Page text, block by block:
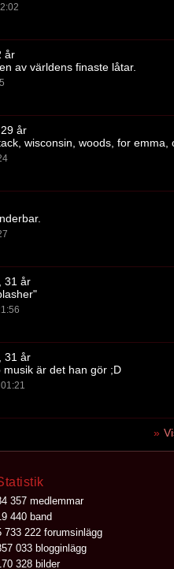
år
av världens finaste låtar.
år
wisconsin, woods, for
31 år
31 år
musik är det han gör ;D
357 medlemmar
440 band
733 222 forumsinlägg
033 blogginlägg
328 bilder